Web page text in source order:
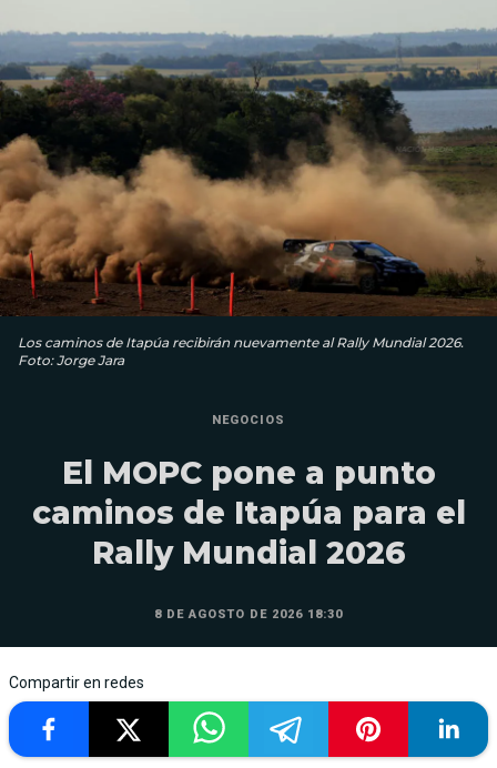
Los caminos de Itapúa recibirán nuevamente al Rally Mundial 2026.
Foto: Jorge Jara
NEGOCIOS
El MOPC pone a punto
caminos de Itapúa para el
Rally Mundial 2026
8 DE AGOSTO DE 2026 18:30
Compartir en redes